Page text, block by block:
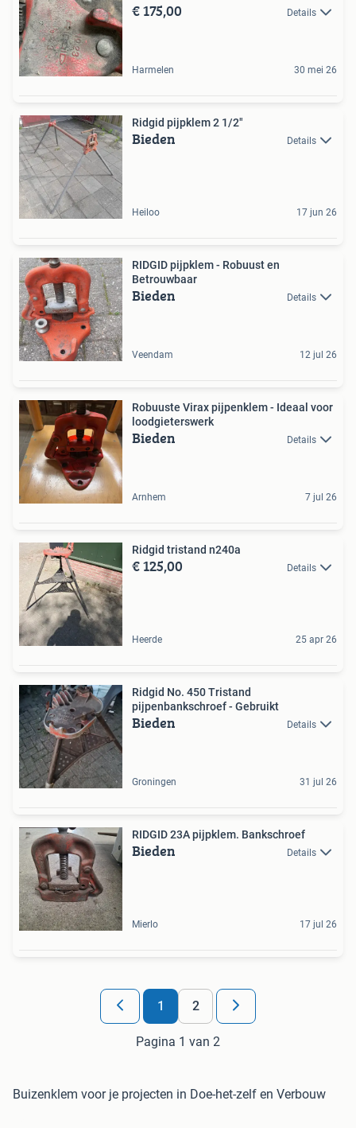
€ 175,00 Details
Harmelen 30 mei 26
Ridgid pijpklem 2 1/2"
Bieden Details
Heiloo 17 jun 26
RIDGID pijpklem - Robuust en
Betrouwbaar
Bieden Details
Veendam 12 jul 26
Robuuste Virax pijpenklem - Ideaal voor
loodgieterswerk
Bieden Details
Arnhem 7 jul 26
Ridgid tristand n240a
€ 125,00 Details
Heerde 25 apr 26
Ridgid No. 450 Tristand
pijpenbankschroef - Gebruikt
Bieden Details
Groningen 31 jul 26
RIDGID 23A pijpklem. Bankschroef
Bieden Details
Mierlo 17 jul 26
1 2
Pagina 1 van 2
Buizenklem voor je projecten in Doe-het-zelf en Verbouw